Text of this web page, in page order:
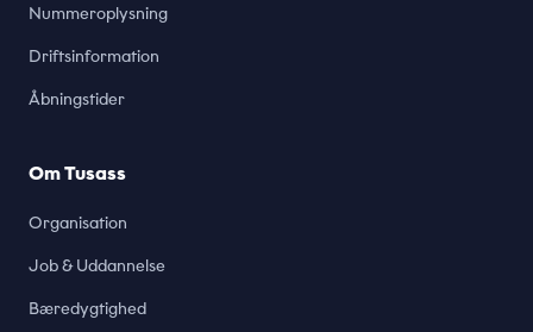
Nummeroplysning
Driftsinformation
Åbningstider
Om Tusass
Organisation
Job & Uddannelse
Bæredygtighed